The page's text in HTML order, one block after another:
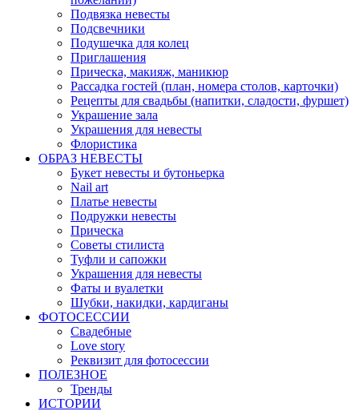
Подвязка невесты
Подсвечники
Подушечка для колец
Приглашения
Прическа, макияж, маникюр
Рассадка гостей (план, номера столов, карточки)
Рецепты для свадьбы (напитки, сладости, фуршет)
Украшение зала
Украшения для невесты
Флористика
ОБРАЗ НЕВЕСТЫ
Букет невесты и бутоньерка
Nail art
Платье невесты
Подружки невесты
Прическа
Советы стилиста
Туфли и сапожки
Украшения для невесты
Фаты и вуалетки
Шубки, накидки, кардиганы
ФОТОСЕССИИ
Свадебные
Love story
Реквизит для фотосессии
ПОЛЕЗНОЕ
Тренды
ИСТОРИИ